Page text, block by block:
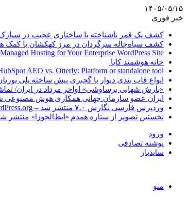
۱۴۰۵/۰۵/۱۵
خبر فوری
کشف یک قمر ناشناخته با ساختاری عجیب در سیارک
کشف سیاه‌چاله سرگردان در مرز کهکشان با
Hosting for Your Enterprise WordPress Site
خانه هوشمند کایا
AEO vs. Otterly: Platform or standalone tool?
انواع قاب بندی دیوار با گچبری پیش ساخته پلی
«بارش شهابی برساوشی» اواخر مرداد در ایران/ تماشای ۶۰ شهاب در هر
ایران عضو سازمان جهانی همکاری هوش مصنوعی
وردپرس فارسی نگارش ۷.۰ منتشر شد – WordPress.org فارسی
نخستین تصویر از ستاره همدم «ابط‌الجوزا» منتشر
ورود
نوشته تصادفی
سایدبار
منو